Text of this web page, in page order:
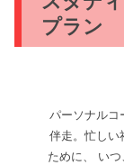
プラン
パーソナルコ
伴走。忙しい
ために、 い